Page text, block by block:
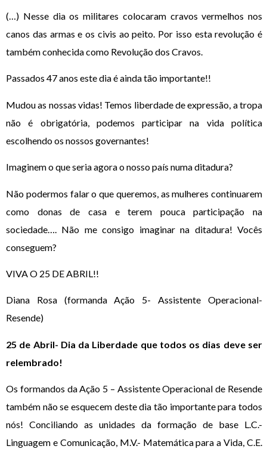
(…) Nesse dia os militares colocaram cravos vermelhos nos
canos das armas e os civis ao peito. Por isso esta revolução é
também conhecida como Revolução dos Cravos.
Passados 47 anos este dia é ainda tão importante!!
Mudou as nossas vidas! Temos liberdade de expressão, a tropa
não é obrigatória, podemos participar na vida política
escolhendo os nossos governantes!
Imaginem o que seria agora o nosso país numa ditadura?
Não podermos falar o que queremos, as mulheres continuarem
como donas de casa e terem pouca participação na
sociedade…. Não me consigo imaginar na ditadura! Vocês
conseguem?
VIVA O 25 DE ABRIL!!
Diana Rosa (formanda Ação 5- Assistente Operacional-
Resende)
25 de Abril- Dia da Liberdade que todos os dias deve ser
relembrado!
Os formandos da Ação 5 – Assistente Operacional de Resende
também não se esquecem deste dia tão importante para todos
nós! Conciliando as unidades da formação de base L.C.-
Linguagem e Comunicação, M.V.- Matemática para a Vida, C.E.